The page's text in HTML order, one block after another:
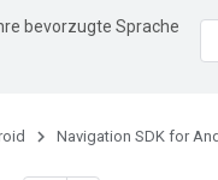
bevorzugte Sprache
Navigation SDK for